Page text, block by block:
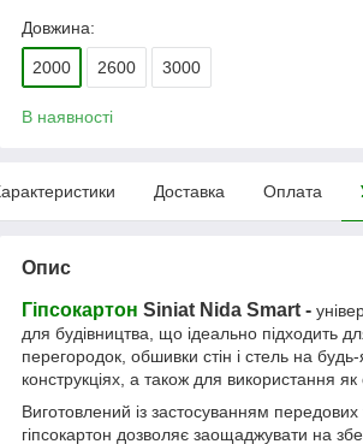
Довжина:
2000 2600 3000
В наявності
Доставка Оплата
Опис
Гіпсокартон Siniat Nida Smart -
для будівництва, що ідеально підходить
перегородок, обшивки стін і стель на
конструкціях, а також для використання як
Виготовлений із застосуванням передових
гіпсокартон дозволяє заощаджувати на